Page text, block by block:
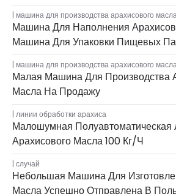
машина для производства арахисового
Машина Для Наполнения
Машина Для Упаковки Пищевых
машина для производства арахисового
Малая Машина Для Производства
Масла На Продажу
линии обработки арахиса
Малошумная Полуавтоматическая
Арахисового Масла 100 Кг/ч
случай
Небольшая Машина Для
Масла Успешно Отправлена ​​в